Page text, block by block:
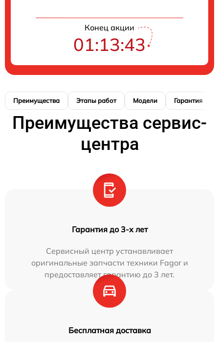
Конец акции
01:13:42
Преимущества Этапы работ Модели Гарантия
Преимущества сервис-
центра
Гарантия до 3-х лет
Сервисный центр устанавливает
оригинальные запчасти техники Fagor и
предоставляет гарантию до 3 лет.
Бесплатная доставка